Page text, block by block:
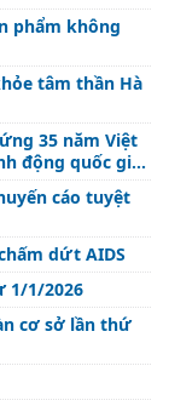
phẩm không
tâm thần Hà
35 năm Việt
động quốc gia
cáo tuyệt
dứt AIDS
1/1/2026
cơ sở lần thứ